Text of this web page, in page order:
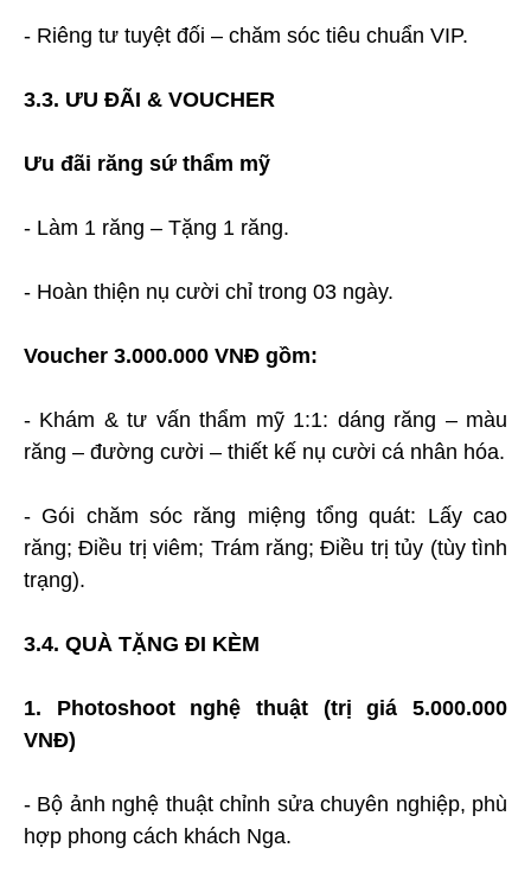
- Riêng tư tuyệt đối – chăm sóc tiêu chuẩn VIP.
3.3. ƯU ĐÃI & VOUCHER
Ưu đãi răng sứ thẩm mỹ
- Làm 1 răng – Tặng 1 răng.
- Hoàn thiện nụ cười chỉ trong 03 ngày.
Voucher 3.000.000 VNĐ gồm:
- Khám & tư vấn thẩm mỹ 1:1: dáng răng – màu
răng – đường cười – thiết kế nụ cười cá nhân hóa.
- Gói chăm sóc răng miệng tổng quát: Lấy cao
răng; Điều trị viêm; Trám răng; Điều trị tủy (tùy tình
trạng).
3.4. QUÀ TẶNG ĐI KÈM
1. Photoshoot nghệ thuật (trị giá 5.000.000
VNĐ)
- Bộ ảnh nghệ thuật chỉnh sửa chuyên nghiệp, phù
hợp phong cách khách Nga.